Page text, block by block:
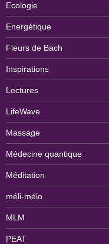
Ecologie
Energétique
Fleurs de Bach
Inspirations
Lectures
LifeWave
Massage
Médecine quantique
Méditation
méli-mélo
MLM
PEAT